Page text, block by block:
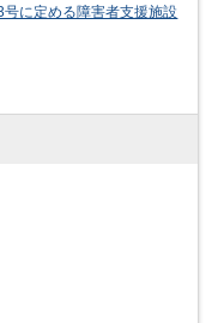
に定める障害者支援施設